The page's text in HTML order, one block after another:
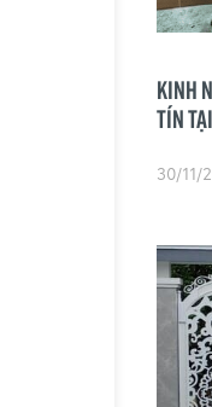
Kinh
tín tại
30/11/